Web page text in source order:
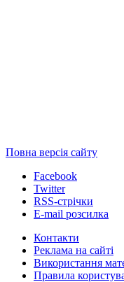
Повна версія сайту
Facebook
Twitter
RSS-стрічки
E-mail розсилка
Контакти
Реклама на сайті
Використання
Правила